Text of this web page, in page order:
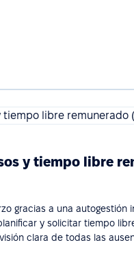
y tiempo libre
gracias a una autogestión
y solicitar tiempo
clara de todas las